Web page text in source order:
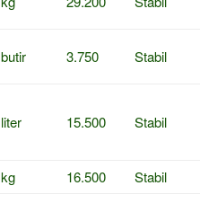
butir 3.750 Stabil
liter 15.500 Stabil
kg 16.500
Stabil